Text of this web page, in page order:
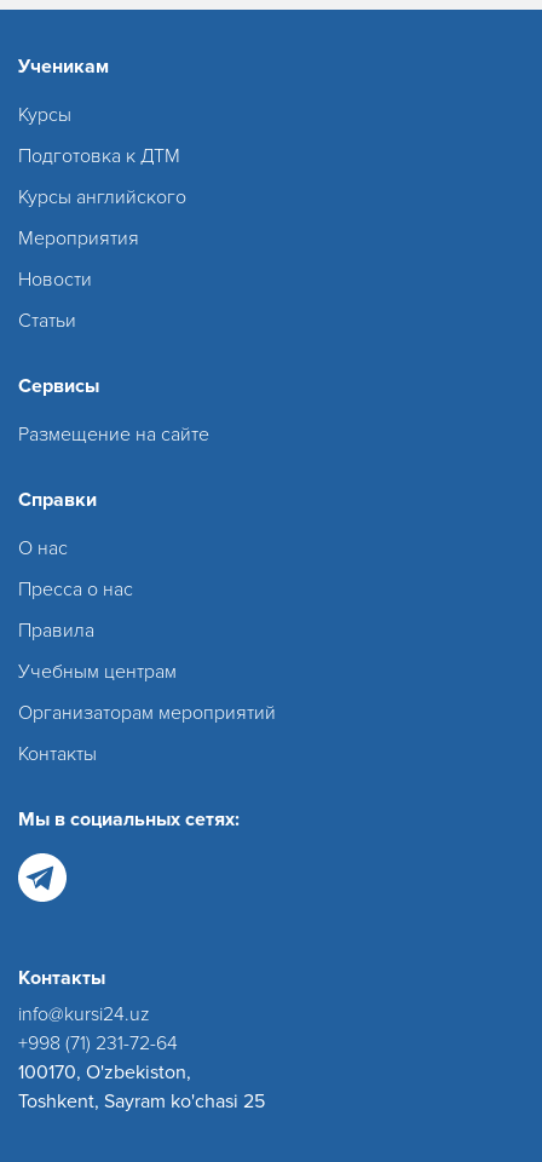
Ученикам
Курсы
Подготовка к ДТМ
Курсы английского
Мероприятия
Новости
Статьи
Сервисы
Размещение на сайте
Справки
О нас
Пресса о нас
Правила
Учебным центрам
Организаторам мероприятий
Контакты
Мы в социальных сетях:
Контакты
info@kursi24.uz
+998 (71) 231-72-64
100170, O'zbekiston,
Toshkent, Sayram ko'chasi 25